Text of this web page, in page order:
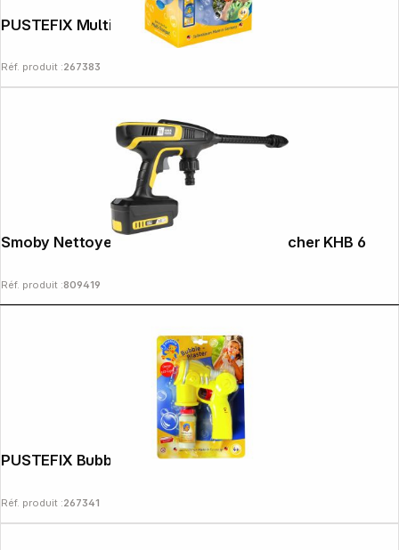
PUSTEFIX Multi-Bubbel-Trompete
Réf. produit :267383
Smoby Nettoyeur pression moyenne Kärcher KHB 6
Réf. produit :809419
PUSTEFIX Bubble-Blaster
Réf. produit :267341